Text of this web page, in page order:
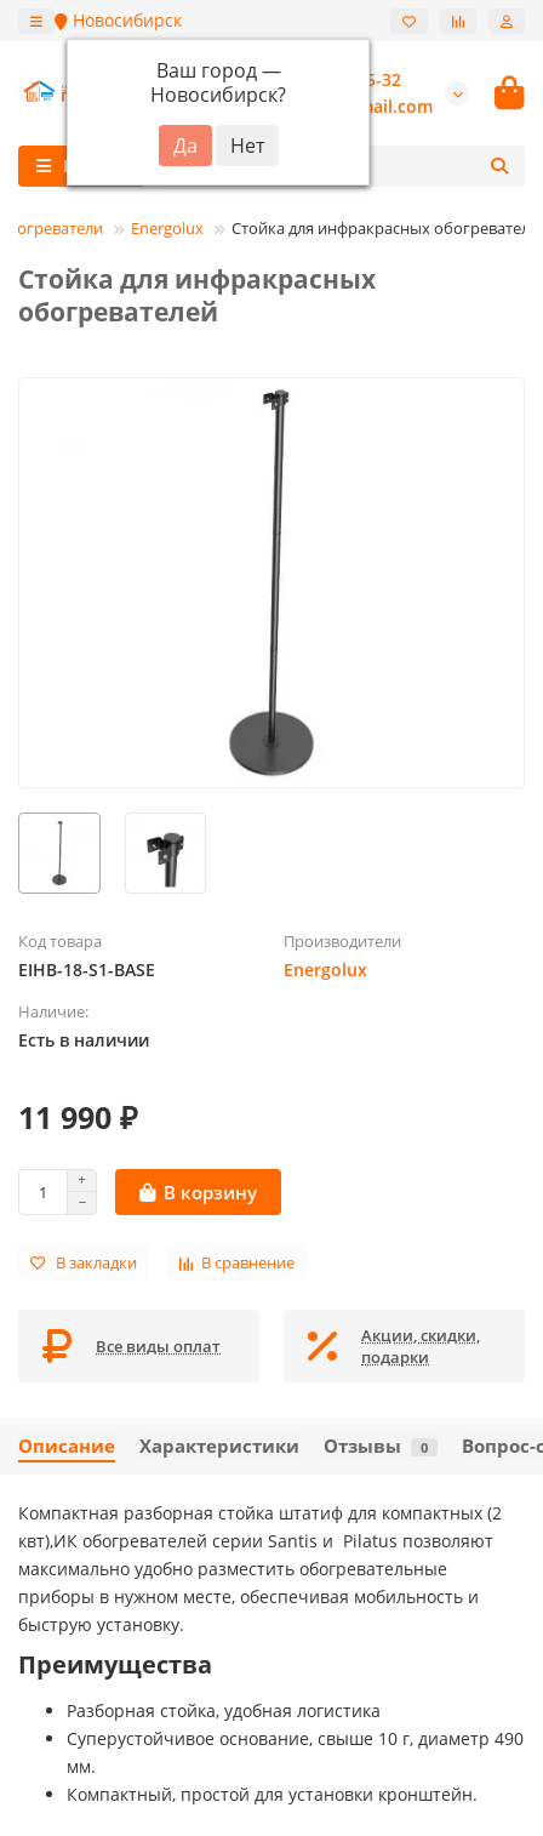
Новосибирск
Ваш город —
Новосибирск?
+7 (913) 987-55-32
burannsk@gmail.com
Каталог
Energolux Стойка для инфракрасных
Стойка для инфракрасных
обогревателей
Код товара
EIHB-18-S1-BASE
Производители
Energolux
Наличие:
Есть в наличии
11 990 ₽
В корзину
В закладки В сравнение
Все виды оплат
Акции, скидки,
подарки
Описание Характеристики Отзывы 0 Вопрос-
Компактная разборная стойка штатиф для компактных (2
квт),ИК обогревателей серии Santis и Pilatus позволяют
максимально удобно разместить обогревательные
приборы в нужном месте, обеспечивая мобильность и
быструю установку.
Преимущества
Разборная стойка, удобная логистика
Суперустойчивое основание, свыше 10 г, диаметр 490
мм.
Компактный, простой для установки кронштейн.